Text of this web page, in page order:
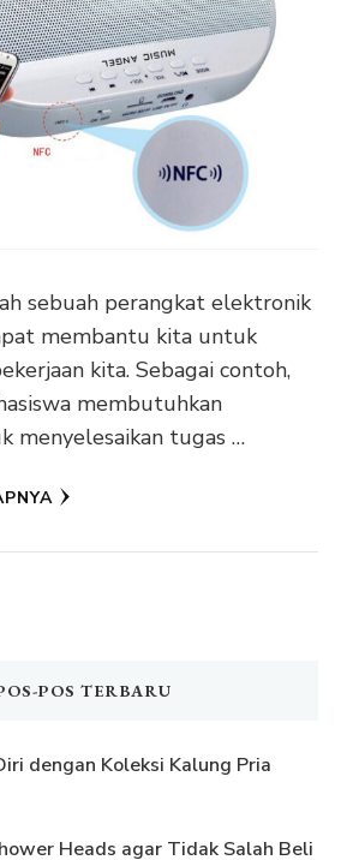
sebuah perangkat elektronik
membantu kita untuk
kita. Sebagai contoh,
membutuhkan
menyelesaikan tugas …
POS TERBARU
dengan Koleksi Kalung Pria
Heads agar Tidak Salah Beli